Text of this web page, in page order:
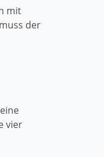
mit
der
vier